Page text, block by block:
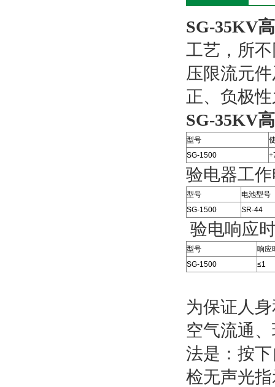
SG-35KV
工艺，所
压限流元
正、负极
SG-35KV
型号
SG-1500
验电器工
型号
电池型号
SG-1500
SR-44
验电响应
型号
响应
SG-1500
≤1
为保证人
空气流通
法是：按
检无声光